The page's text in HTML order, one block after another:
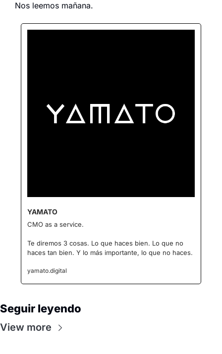
Nos leemos mañana.
YAMATO
CMO as a service.
Te diremos 3 cosas. Lo que haces bien. Lo que no
haces tan bien. Y lo más importante, lo que no haces.
yamato.digital
Seguir leyendo
View more